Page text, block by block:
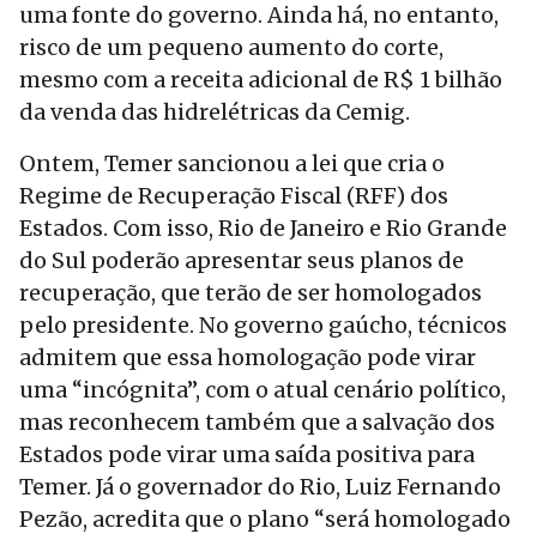
uma fonte do governo. Ainda há, no entanto,
risco de um pequeno aumento do corte,
mesmo com a receita adicional de R$ 1 bilhão
da venda das hidrelétricas da Cemig.
Ontem, Temer sancionou a lei que cria o
Regime de Recuperação Fiscal (RFF) dos
Estados. Com isso, Rio de Janeiro e Rio Grande
do Sul poderão apresentar seus planos de
recuperação, que terão de ser homologados
pelo presidente. No governo gaúcho, técnicos
admitem que essa homologação pode virar
uma “incógnita”, com o atual cenário político,
mas reconhecem também que a salvação dos
Estados pode virar uma saída positiva para
Temer. Já o governador do Rio, Luiz Fernando
Pezão, acredita que o plano “será homologado